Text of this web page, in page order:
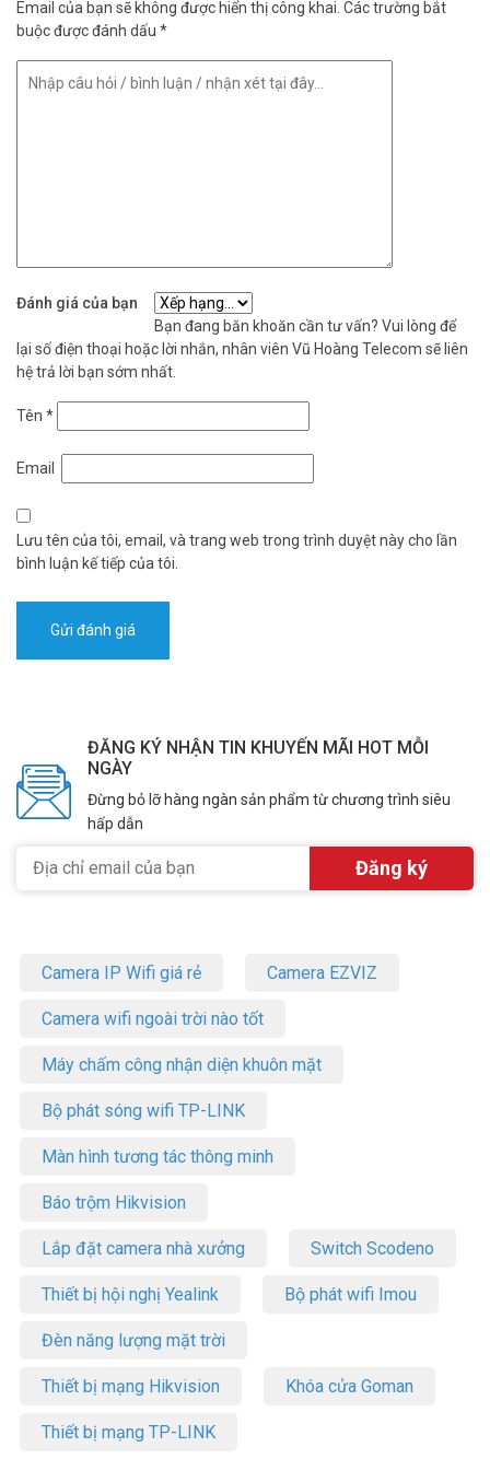
Email của bạn sẽ không được hiển thị công khai. Các trường bắt
buộc được đánh dấu *
Đánh giá của bạn
Bạn đang băn khoăn cần tư vấn? Vui lòng để
lại số điện thoại hoặc lời nhắn, nhân viên Vũ Hoàng Telecom sẽ liên
hệ trả lời bạn sớm nhất.
Tên *
Email
Lưu tên của tôi, email, và trang web trong trình duyệt này cho lần
bình luận kế tiếp của tôi.
ĐĂNG KÝ NHẬN TIN KHUYẾN MÃI HOT MỖI
NGÀY
Đừng bỏ lỡ hàng ngàn sản phẩm từ chương trình siêu
hấp dẫn
Camera IP Wifi giá rẻ Camera EZVIZ
Camera wifi ngoài trời nào tốt
Máy chấm công nhận diện khuôn mặt
Bộ phát sóng wifi TP-LINK
Màn hình tương tác thông minh
Báo trộm Hikvision
Lắp đặt camera nhà xưởng Switch Scodeno
Thiết bị hội nghị Yealink Bộ phát wifi Imou
Đèn năng lượng mặt trời
Thiết bị mạng Hikvision Khóa cửa Goman
Thiết bị mạng TP-LINK